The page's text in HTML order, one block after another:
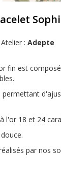
Atelier : Adepte
fin est
permettant
l'or 18 et 24
par nos